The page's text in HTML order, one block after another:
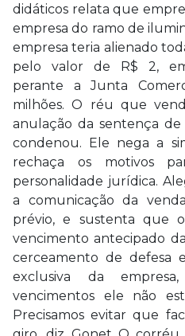
didáticos relata que
empresa do ramo de
empresa teria alienado
pelo valor de R$ 2,
perante a Junta
milhões. O réu que
anulação da sentença
condenou. Ele nega a
rechaça os motivos
personalidade jurídica.
a comunicação da
prévio, e sustenta que
vencimento antecipado
cerceamento de defesa
exclusiva da
vencimentos ele não
Precisamos evitar que